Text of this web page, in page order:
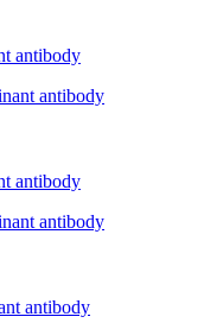
antibody
antibody
antibody